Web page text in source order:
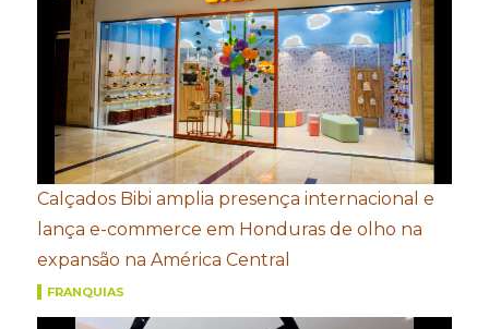
Calçados Bibi amplia presença internacional e
lança e-commerce em Honduras de olho na
expansão na América Central
FRANQUIAS